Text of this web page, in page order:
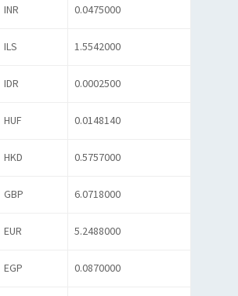
INR 0.0475000
ILS 1.5542000
IDR 0.0002500
HUF 0.0148140
HKD 0.5757000
GBP 6.0718000
EUR 5.2488000
EGP 0.0870000